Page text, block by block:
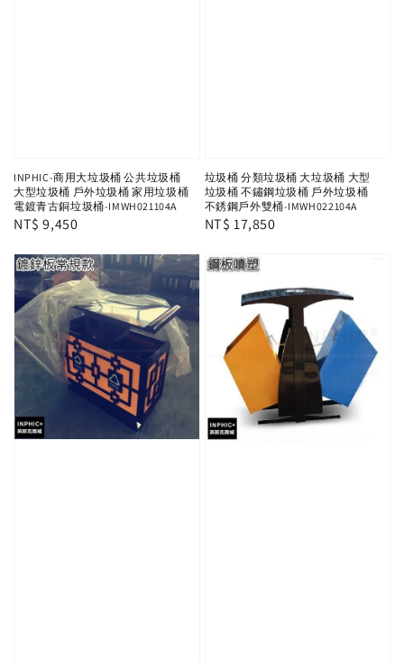
INPHIC-商用大垃圾桶 公共垃圾桶
大型垃圾桶 戶外垃圾桶 家用垃圾桶
電鍍青古銅垃圾桶-IMWH021104A
Regular
NT$ 9,450
垃圾桶 分類垃圾桶 大垃圾桶 大型
垃圾桶 不鏽鋼垃圾桶 戶外垃圾桶
不銹鋼戶外雙桶-IMWH022104A
Regular
NT$ 17,850